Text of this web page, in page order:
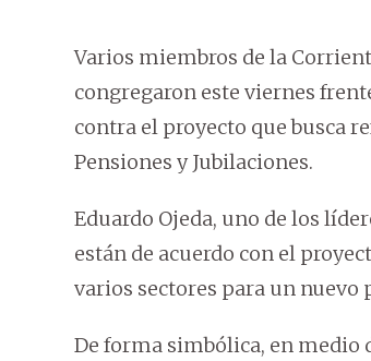
Varios miembros de la
congregaron este viernes
contra el proyecto que busca
Pensiones y Jubilaciones.
Eduardo Ojeda, uno de los
están de acuerdo con el
varios sectores para un nuevo
De forma simbólica, en